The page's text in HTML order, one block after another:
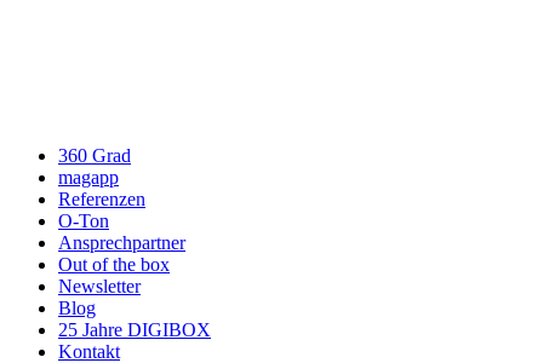
360 Grad
magapp
Referenzen
O-Ton
Ansprechpartner
Out of the box
Newsletter
Blog
25 Jahre DIGIBOX
Kontakt